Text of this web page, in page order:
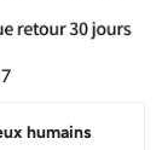
humains